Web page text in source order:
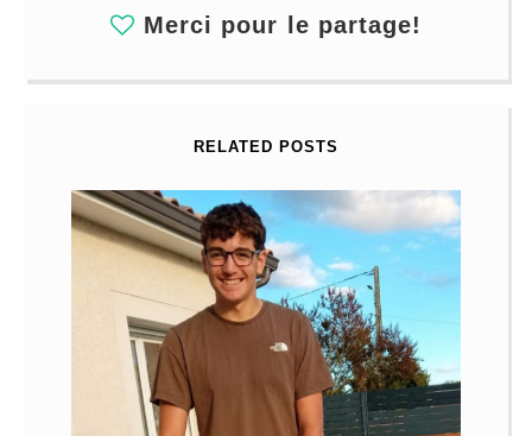
Merci pour le partage!
RELATED POSTS